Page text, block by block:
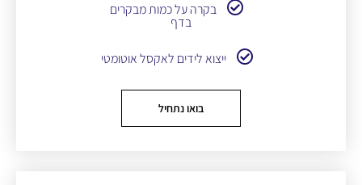
בקרה על כמות מבקרים
בדף
ייצוא לידים לאקסל אוטומטי
בואו נתחיל